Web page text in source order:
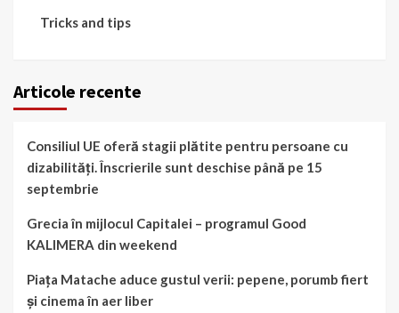
Tricks and tips
Articole recente
Consiliul UE oferă stagii plătite pentru persoane cu
dizabilități. Înscrierile sunt deschise până pe 15
septembrie
Grecia în mijlocul Capitalei – programul Good
KALIMERA din weekend
Piața Matache aduce gustul verii: pepene, porumb fiert
și cinema în aer liber